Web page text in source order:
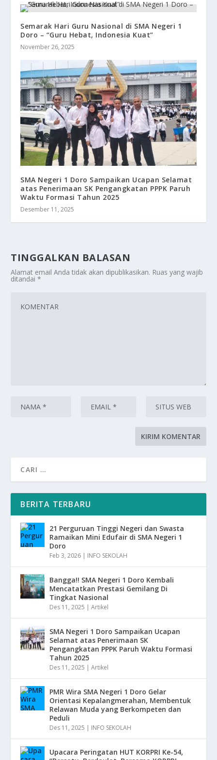
Semarak Hari Guru Nasional di SMA Negeri 1
Doro – “Guru Hebat, Indonesia Kuat”
November 26, 2025
SMA Negeri 1 Doro Sampaikan Ucapan Selamat
atas Penerimaan SK Pengangkatan PPPK Paruh
Waktu Formasi Tahun 2025
Desember 11, 2025
TINGGALKAN BALASAN
Alamat email Anda tidak akan dipublikasikan. Ruas yang wajib
ditandai*
BERITA TERBARU
21 Perguruan Tinggi Negeri dan Swasta
Ramaikan Mini Edufair di SMA Negeri 1
Doro
Feb 3, 2026 | INFO SEKOLAH
Bangga!! SMA Negeri 1 Doro Kembali
Mencatatkan Prestasi Gemilang Di
Tingkat Nasional
Des 11, 2025 |Artikel
SMA Negeri 1 Doro Sampaikan Ucapan
Selamat atas Penerimaan SK
Pengangkatan PPPK Paruh Waktu Formasi
Tahun 2025
Des 11, 2025 |Artikel
PMR Wira SMA Negeri 1 Doro Gelar
Orientasi Kepalangmerahan, Membentuk
Relawan Muda yang Berkompeten dan
Peduli
Des 11, 2025 | INFO SEKOLAH
Upacara Peringatan HUT KORPRI Ke-54,